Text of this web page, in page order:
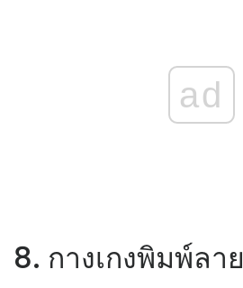
ad
8. กางเกงพิมพ์ลาย